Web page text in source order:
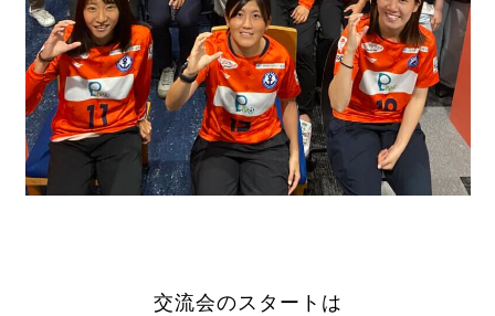
交流会のスタートは